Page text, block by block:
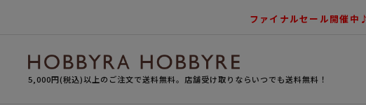
ファイナルセール開催中
5,000円(税込)以上のご注文で送料無料。店舗受け取りならいつでも送料無料！